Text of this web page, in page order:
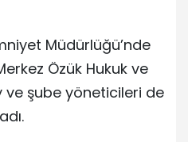
Müdürlüğü’nde
Özük Hukuk ve
ve şube yöneticileri de